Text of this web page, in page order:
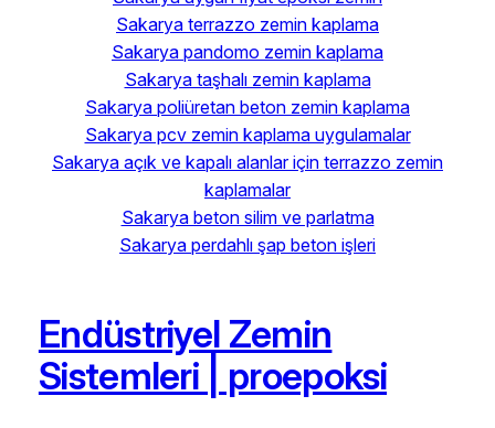
Sakarya terrazzo zemin kaplama
Sakarya pandomo zemin kaplama
Sakarya taşhalı zemin kaplama
Sakarya poliüretan beton zemin kaplama
Sakarya pcv zemin kaplama uygulamalar
Sakarya açık ve kapalı alanlar için terrazzo zemin
kaplamalar
Sakarya beton silim ve parlatma
Sakarya perdahlı şap beton işleri
Endüstriyel Zemin
Sistemleri | proepoksi